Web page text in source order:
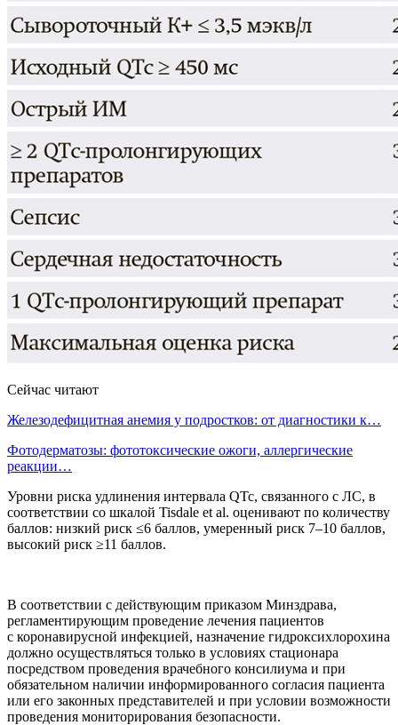
Сейчас читают
Железодефицитная анемия у подростков: от диагностики к…
Фотодерматозы: фототоксические ожоги, аллергические
реакции…
Уровни риска удлинения интервала QTc, связанного с ЛС, в
соответствии со шкалой Tisdale et al. оценивают по количеству
баллов: низкий риск ≤6 баллов, умеренный риск 7–10 баллов,
высокий риск ≥11 баллов.
В соответствии с действующим приказом Минздрава,
регламентирующим проведение лечения пациентов
с коронавирусной инфекцией, назначение гидроксихлорохина
должно осуществляться только в условиях стационара
посредством проведения врачебного консилиума и при
обязательном наличии информированного согласия пациента
или его законных представителей и при условии возможности
проведения мониторирования безопасности.